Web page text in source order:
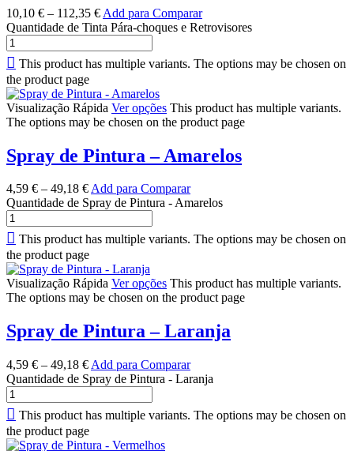
10,10 € – 112,35 € Add para Comparar
Quantidade de Tinta Pára-choques e Retrovisores
This product has multiple variants. The options may be chosen on
the product page
Visualização Rápida Ver opções This product has multiple variants.
The options may be chosen on the product page
Spray de Pintura – Amarelos
4,59 € – 49,18 €Add para Comparar
Quantidade de Spray de Pintura - Amarelos
This product has multiple variants. The options may be chosen on
the product page
Visualização Rápida Ver opções This product has multiple variants.
The options may be chosen on the product page
Spray de Pintura – Laranja
4,59 € – 49,18 € Add para Comparar
Quantidade de Spray de Pintura - Laranja
This product has multiple variants. The options may be chosen on
the product page